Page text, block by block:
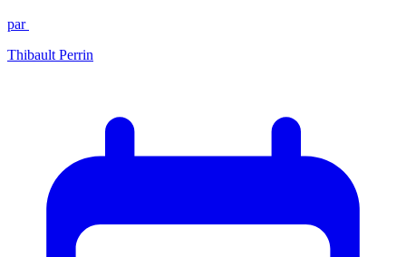
par
Thibault Perrin